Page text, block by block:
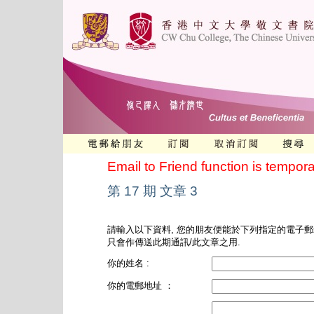
Email to Friend function is
第 17 期 文章 3
請輸入以下資料, 您的朋友便能於下列指定的電子
只會作傳送此期通訊/此文章之用.
你的姓名 :
你的電郵地址 ：